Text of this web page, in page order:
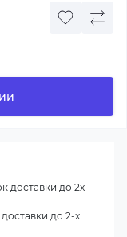
доставки до 2х
до 2-х